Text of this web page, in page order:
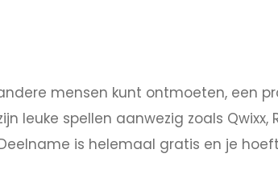
mensen kunt ontmoeten, een
leuke spellen aanwezig zoals
is helemaal gratis en je